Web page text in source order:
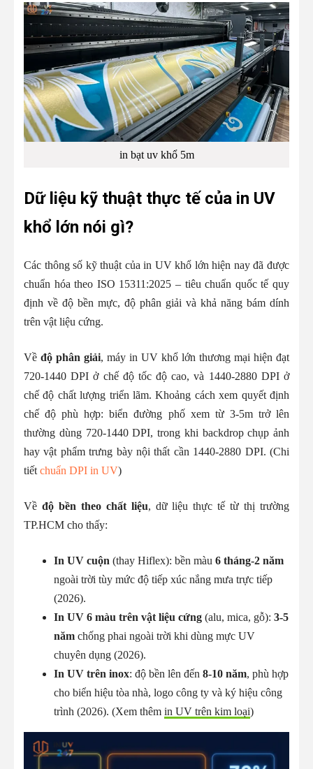
in bạt uv khổ 5m
Dữ liệu kỹ thuật thực tế của in UV
khổ lớn nói gì?
Các thông số kỹ thuật của in UV khổ lớn hiện nay đã được
chuẩn hóa theo ISO 15311:2025 – tiêu chuẩn quốc tế quy
định về độ bền mực, độ phân giải và khả năng bám dính
trên vật liệu cứng.
Về độ phân giải, máy in UV khổ lớn thương mại hiện đạt
720-1440 DPI ở chế độ tốc độ cao, và 1440-2880 DPI ở
chế độ chất lượng triển lãm. Khoảng cách xem quyết định
chế độ phù hợp: biển đường phố xem từ 3-5m trở lên
thường dùng 720-1440 DPI, trong khi backdrop chụp ảnh
hay vật phẩm trưng bày nội thất cần 1440-2880 DPI. (Chi
tiết chuẩn DPI in UV)
Về độ bền theo chất liệu, dữ liệu thực tế từ thị trường
TP.HCM cho thấy:
In UV cuộn (thay Hiflex): bền màu6 tháng-2 năm
ngoài trời tùy mức độ tiếp xúc nắng mưa trực tiếp
(2026).
In UV 6 màu trên vật liệu cứng (alu, mica, gỗ):3-5
năm chống phai ngoài trời khi dùng mực UV
chuyên dụng (2026).
In UV trên inox: độ bền lên đến8-10 năm, phù hợp
cho biển hiệu tòa nhà, logo công ty và ký hiệu công
trình (2026). (Xem thêmin UV trên kim loại)